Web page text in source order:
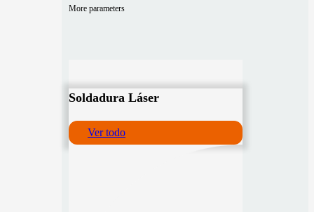
More parameters
Soldadura Láser
Ver todo